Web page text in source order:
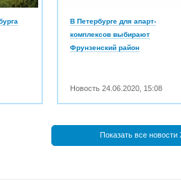
В Петербурге для апарт-
комплексов выбирают
Фрунзенский район
Новость24.06.2020 15:08
Показать все